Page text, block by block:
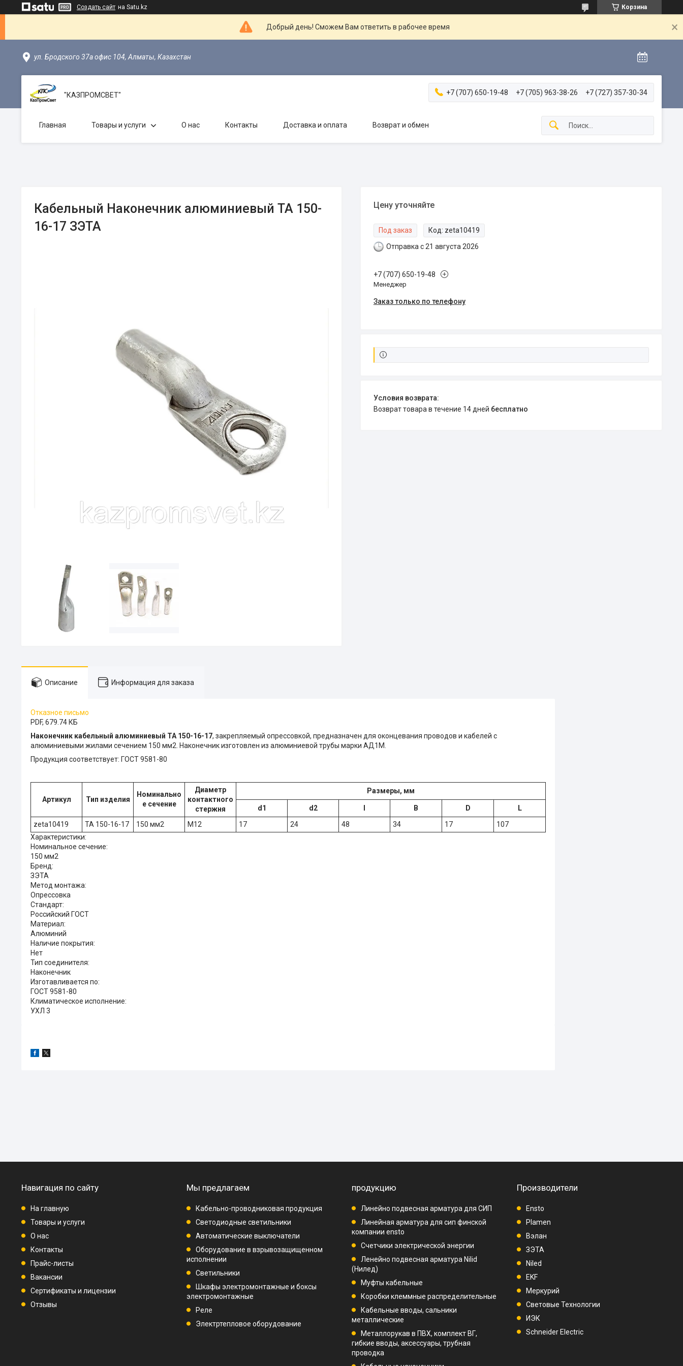
Создать сайт на Satu.kz Корзина
Добрый день! Сможем Вам ответить в рабочее время
ул. Бродского 37а офис 104, Алматы, Казахстан
"КАЗПРОМСВЕТ" +7 (707) 650-19-48 +7 (705) 963-38-26 +7 (727) 357-30-34
Главная Товары и услуги О нас Контакты Доставка и оплата Возврат и обмен
Кабельный Наконечник алюминиевый ТА 150-
16-17 ЗЭТА
Цену уточняйте
Под заказ Код: zeta10419
Отправка с 21 августа 2026
+7 (707) 650-19-48
Менеджер
Заказ только по телефону
возврат товара в течение 14 дней бесплатно
Описание Информация для заказа
Отказное письмо
PDF, 679.74 КБ
Наконечник кабельный алюминиевый ТА 150-16-17, закрепляемый опрессовкой, предназначен для оконцевания проводов и кабелей с
алюминиевыми жилами сечением 150 мм2. Наконечник изготовлен из алюминиевой трубы марки АД1М.
Продукция соответствует: ГОСТ 9581-80
Артикул Тип изделия
Номинально
е сечение
Диаметр
контактного
стержня
Размеры, мм
d1 d2 I B D
L
zeta10419
ТА 150-16-17 150 мм2 М12 17 24 48 34 17
107
Характеристики:
Номинальное сечение:
150 мм2
Бренд:
ЗЭТА
Метод монтажа:
Опрессовка
Стандарт:
Российский ГОСТ
Материал:
Алюминий
Наличие покрытия:
Нет
Тип соединителя:
Наконечник
Изготавливается по:
ГОСТ 9581-80
Климатическое исполнение:
УХЛ 3
Навигация по сайту
На главную
Товары и услуги
О нас
Контакты
Прайс-листы
Вакансии
Сертификаты и лицензии
Отзывы
Мы предлагаем
Кабельно-проводниковая продукция
Светодиодные светильники
Автоматические выключатели
Оборудование в взрывозащищенном
исполнении
Светильники
Шкафы электромонтажные и боксы
электромонтажные
Реле
Электртепловое оборудование
продукцию
Линейно подвесная арматура для СИП
Линейная арматура для сип финской
компании ensto
Счетчики электрической энергии
Ленейно подвесная арматура Nilid
(Нилед)
Муфты кабельные
Коробки клеммные распределительные
Кабельные вводы, сальники
металлические
Металлорукав в ПВХ, комплект ВГ,
гибкие вводы, аксессуары, трубная
проводка
Производители
Ensto
Plamen
Вэлан
ЗЭТА
Niled
EKF
Меркурий
Световые Технологии
ИЭК
Schneider Electric